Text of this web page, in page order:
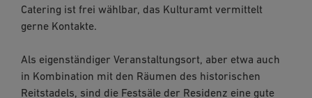
Catering ist frei wählbar, das Kulturamt vermittelt
gerne Kontakte.
Als eigenständiger Veranstaltungsort, aber etwa auch
in Kombination mit den Räumen des historischen
Reitstadels, sind die Festsäle der Residenz eine gute